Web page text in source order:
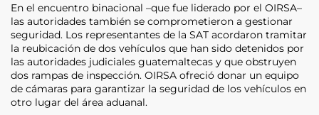
En el encuentro binacional –que fue liderado por el OIRSA–
las autoridades también se comprometieron a gestionar
seguridad. Los representantes de la SAT acordaron tramitar
la reubicación de dos vehículos que han sido detenidos por
las autoridades judiciales guatemaltecas y que obstruyen
dos rampas de inspección. OIRSA ofreció donar un equipo
de cámaras para garantizar la seguridad de los vehículos en
otro lugar del área aduanal.